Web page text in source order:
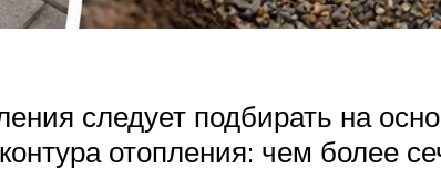
следует подбирать на
отопления: чем более